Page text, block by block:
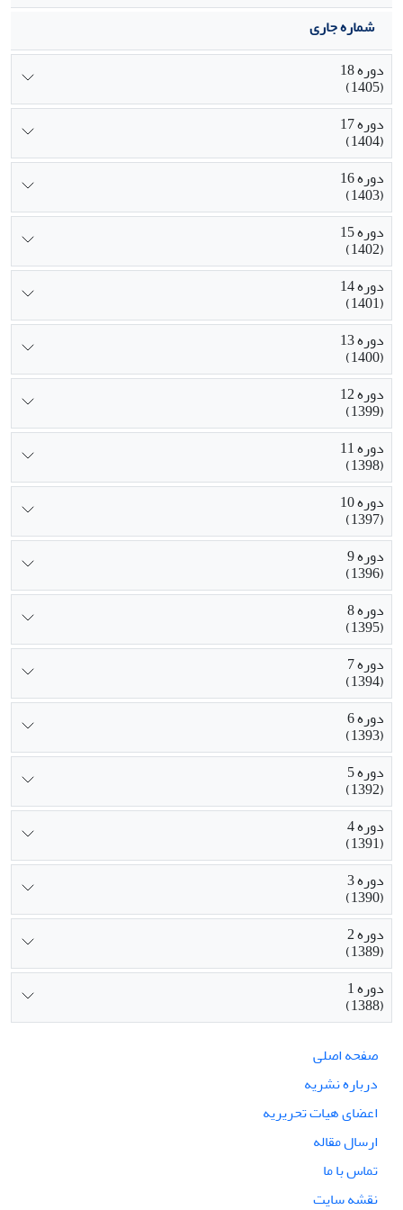
شماره جاری
دوره 18
(1405)
دوره 17
(1404)
دوره 16
(1403)
دوره 15
(1402)
دوره 14
(1401)
دوره 13
(1400)
دوره 12
(1399)
دوره 11
(1398)
دوره 10
(1397)
دوره 9
(1396)
دوره 8
(1395)
دوره 7
(1394)
دوره 6
(1393)
دوره 5
(1392)
دوره 4
(1391)
دوره 3
(1390)
دوره 2
(1389)
دوره 1
(1388)
صفحه اصلی
درباره نشریه
اعضای هیات تحریریه
ارسال مقاله
تماس با ما
نقشه سایت